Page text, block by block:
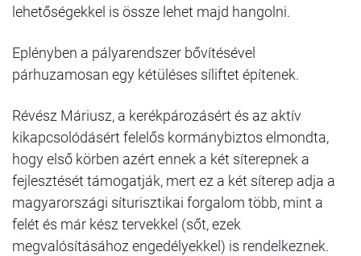
lehetőségekkel is össze lehet majd hangolni.
Eplényben a pályarendszer bővítésével
párhuzamosan egy kétüléses síliftet építenek.
Révész Máriusz, a kerékpározásért és az aktív
kikapcsolódásért felelős kormánybiztos elmondta,
hogy első körben azért ennek a két síterepnek a
fejlesztését támogatják, mert ez a két síterep adja a
magyarországi síturisztikai forgalom több, mint a
felét és már kész tervekkel (sőt, ezek
megvalósításához engedélyekkel) is rendelkeznek.